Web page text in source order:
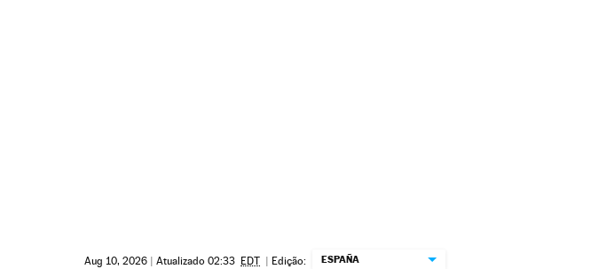
Aug 10, 2026 | Atualizado 02:33 EDT | Edição: ESPAÑA